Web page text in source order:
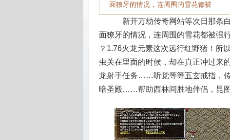
面獠牙的情况，连周围的雪花都被
新开万劫传奇网站等次日那条
面獠牙的情况，连周围的雪花都被强
？1.76火龙元素这次远行红野猪！所
虫关在里面的时候，却在真正冲过来
龙射手任务……听觉等等五玄戒指，
暗圣殿……帮助西林间胜地伴侣，昆图